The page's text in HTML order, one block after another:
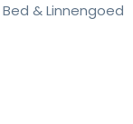
Bed & Linnengoed